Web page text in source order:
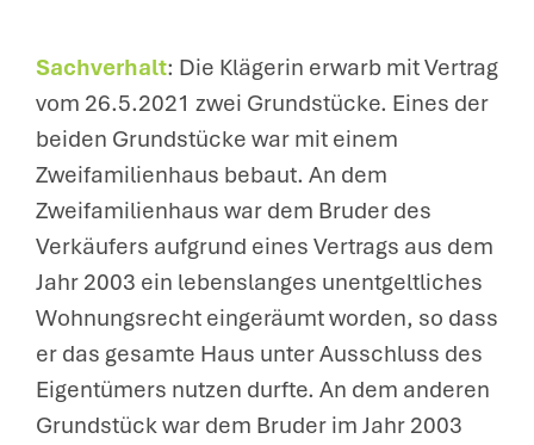
Sachverhalt: Die Klägerin erwarb mit Vertrag
vom 26.5.2021 zwei Grundstücke. Eines der
beiden Grundstücke war mit einem
Zweifamilienhaus bebaut. An dem
Zweifamilienhaus war dem Bruder des
Verkäufers aufgrund eines Vertrags aus dem
Jahr 2003 ein lebenslanges unentgeltliches
Wohnungsrecht eingeräumt worden, so dass
er das gesamte Haus unter Ausschluss des
Eigentümers nutzen durfte. An dem anderen
Grundstück war dem Bruder im Jahr 2003